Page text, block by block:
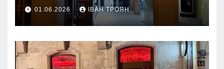
01.06.2026 ІВАН ТРОЯН